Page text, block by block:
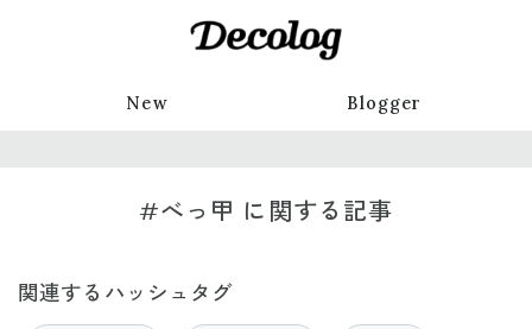
New Blogger
#べっ甲 に関する記事
関連するハッシュタグ